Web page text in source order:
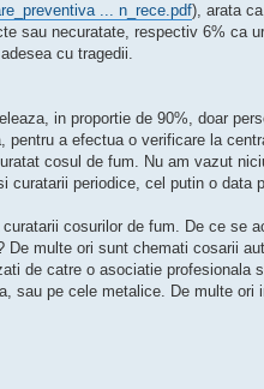
... n_rece.pdf), arata
sau necuratate, respectiv 6% ca
cu tragedii.
in proportie de 90%, doar
a efectua o verificare la
cosul de fum. Nu am vazut
curatarii periodice, cel putin o
cosurilor de fum. De ce se
De multe ori sunt chemati cosarii
de catre o asociatie
sau pe cele metalice. De multe ori